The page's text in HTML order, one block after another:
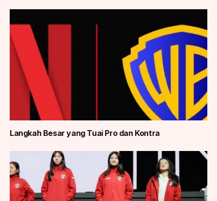
Langkah Besar yang Tuai Pro dan Kontra